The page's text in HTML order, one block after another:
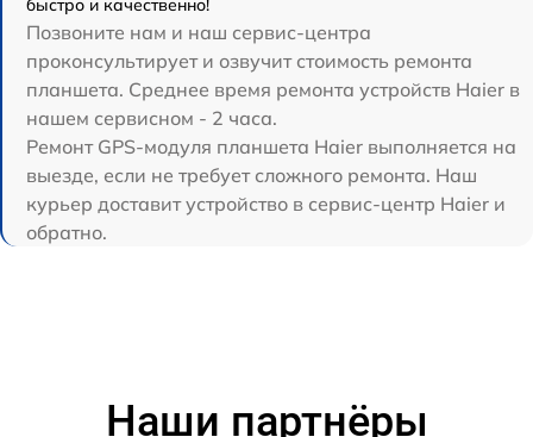
быстро и качественно!
Позвоните нам и наш сервис-центра
проконсультирует и озвучит стоимость ремонта
планшета. Среднее время ремонта устройств Haier в
нашем сервисном - 2 часа.
Ремонт GPS-модуля планшета Haier выполняется на
выезде, если не требует сложного ремонта. Наш
курьер доставит устройство в сервис-центр Haier и
обратно.
Наши партнёры